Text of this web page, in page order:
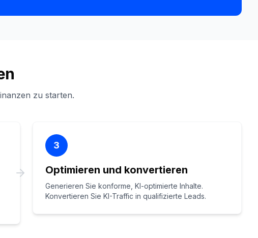
zu starten.
3
Optimieren und konvertieren
Generieren Sie konforme, KI-optimierte Inhalte.
Konvertieren Sie KI-Traffic in qualifizierte Leads.